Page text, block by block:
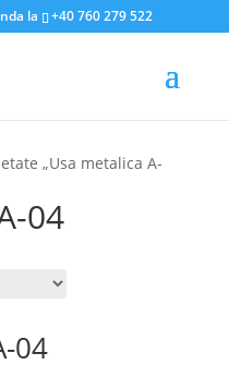
la +40 760 279 522
„Usa metalica A-
04
04